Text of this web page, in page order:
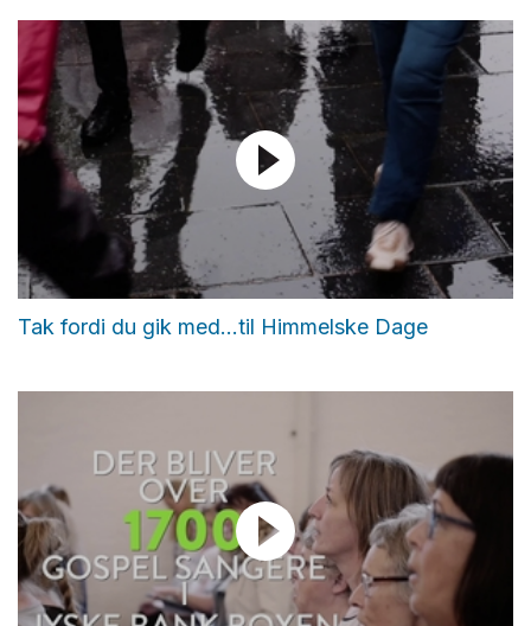
Tak fordi du gik med...til Himmelske Dage